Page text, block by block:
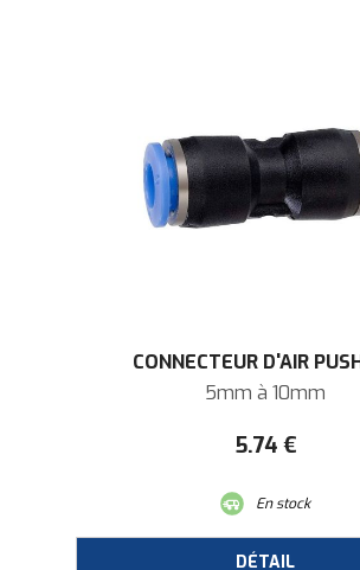
CONNECTEUR D'AIR
5mm à 10mm
5.74 €
En stock